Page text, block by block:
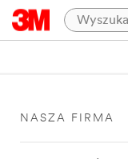
NASZA FIRMA